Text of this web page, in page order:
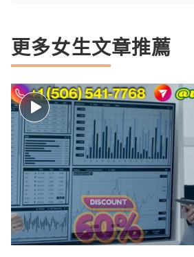
更多女生文章推薦